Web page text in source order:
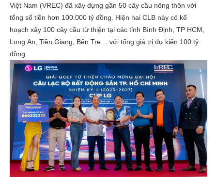
Việt Nam (VREC) đã xây dựng gần 50 cây cầu nông thôn với
tổng số tiền hơn 100.000 tỷ đồng. Hiện hai CLB này có kế
hoạch xây 100 cây cầu từ thiện tại các tỉnh Bình Định, TP HCM,
Long An, Tiền Giang, Bến Tre… với tổng giá trị dự kiến 100 tỷ
đồng.